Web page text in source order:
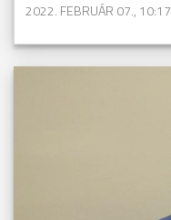
2022. FEBRUÁR 07., 10:17